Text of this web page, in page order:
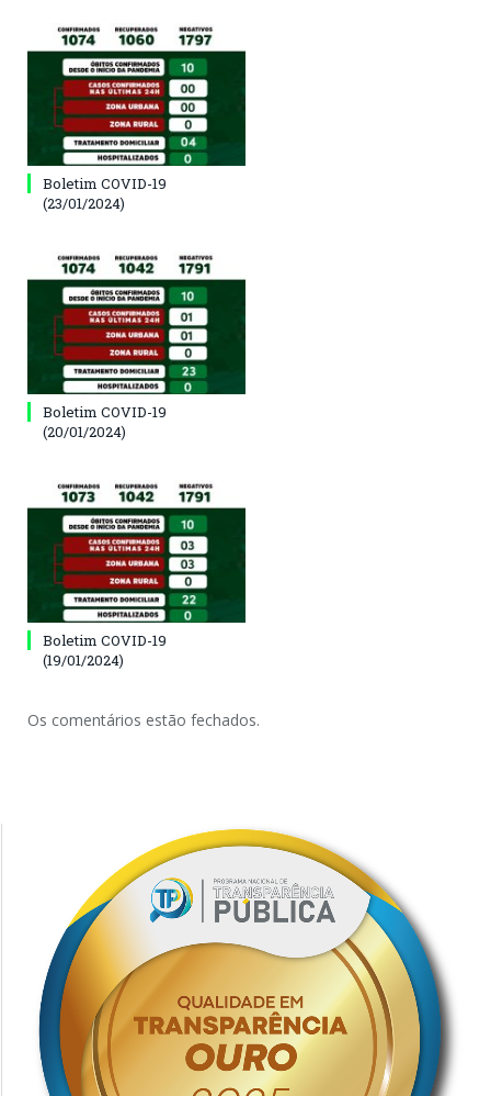
Boletim COVID-19
(23/01/2024)
Boletim COVID-19
(20/01/2024)
Boletim COVID-19
(19/01/2024)
Os comentários estão fechados.